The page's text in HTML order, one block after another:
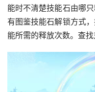
能时不清楚技能石由哪
有图鉴技能石解锁方式
能所需的释放次数。查